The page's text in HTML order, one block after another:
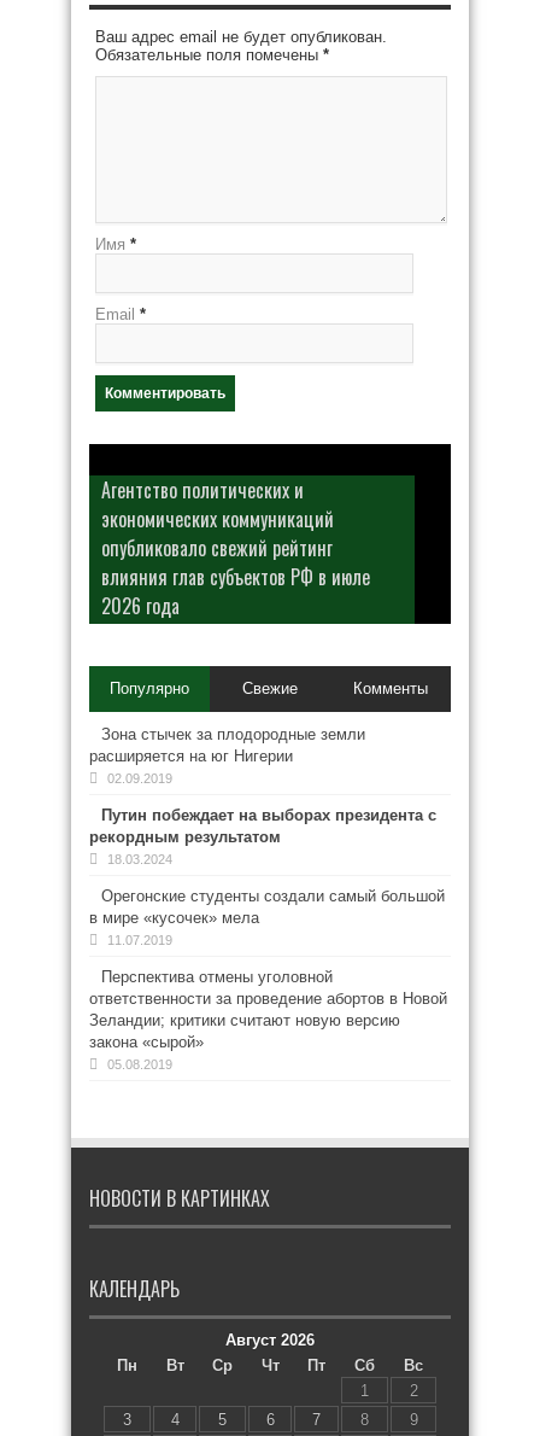
Ваш адрес email не будет опубликован.
Обязательные поля помечены *
Имя *
Email *
Агентство политических и
экономических коммуникаций
опубликовало свежий рейтинг
влияния глав субъектов РФ в июле
2026 года
Популярно Свежие Комменты
Зона стычек за плодородные земли
расширяется на юг Нигерии
02.09.2019
Путин побеждает на выборах президента с
рекордным результатом
18.03.2024
Орегонские студенты создали самый большой
в мире «кусочек» мела
11.07.2019
Перспектива отмены уголовной
ответственности за проведение абортов в Новой
Зеландии; критики считают новую версию
закона «сырой»
05.08.2019
НОВОСТИ В КАРТИНКАХ
КАЛЕНДАРЬ
Август 2026
Пн
Вт Ср Чт Пт Сб
Вс
1
2
3
4 5 6 7 8 9